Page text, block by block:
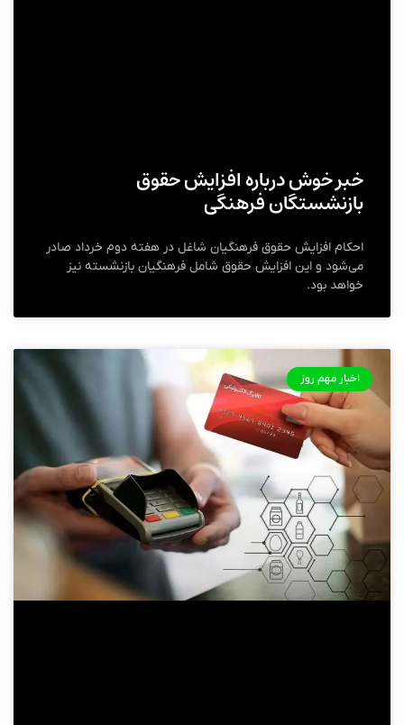
خبر خوش درباره افزایش حقوق
بازنشستگان فرهنگی
احکام افزایش حقوق فرهنگیان شاغل در هفته دوم خرداد صادر
می‌شود و این افزایش حقوق شامل فرهنگیان بازنشسته نیز
خواهد بود.
اخبار مهم روز